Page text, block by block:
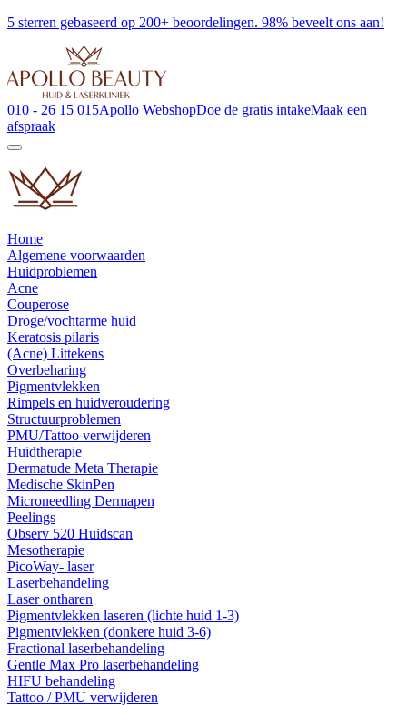
5 sterren gebaseerd op 200+ beoordelingen. 98% beveelt ons aan!
010 - 26 15 015Apollo WebshopDoe de gratis intakeMaak een
afspraak
Home
Algemene voorwaarden
Huidproblemen
Acne
Couperose
Droge/vochtarme huid
Keratosis pilaris
(Acne) Littekens
Overbeharing
Pigmentvlekken
Rimpels en huidveroudering
Structuurproblemen
PMU/Tattoo verwijderen
Huidtherapie
Dermatude Meta Therapie
Medische SkinPen
Microneedling Dermapen
Peelings
Observ 520 Huidscan
Mesotherapie
PicoWay- laser
Laserbehandeling
Laser ontharen
Pigmentvlekken laseren (lichte huid 1-3)
Pigmentvlekken (donkere huid 3-6)
Fractional laserbehandeling
Gentle Max Pro laserbehandeling
HIFU behandeling
Tattoo / PMU verwijderen